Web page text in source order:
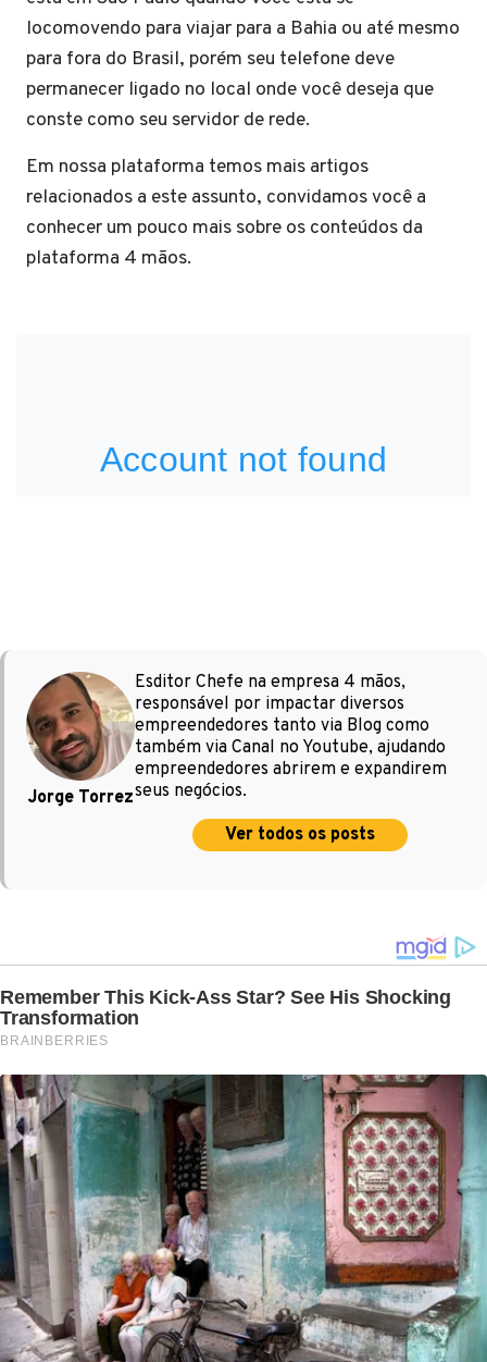
locomovendo para viajar para a Bahia ou até mesmo
para fora do Brasil, porém seu telefone deve
permanecer ligado no local onde você deseja que
conste como seu servidor de rede.
Em nossa plataforma temos mais artigos
relacionados a este assunto, convidamos você a
conhecer um pouco mais sobre os conteúdos da
plataforma 4 mãos.
Jorge Torrez
Esditor Chefe na empresa 4 mãos,
responsável por impactar diversos
empreendedores tanto via Blog como
também via Canal no Youtube, ajudando
empreendedores abrirem e expandirem
seus negócios.
Ver todos os posts